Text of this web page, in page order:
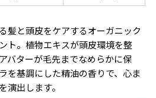
髪と頭皮をケアするオーガニック
ト。植物エキスが頭皮環境を整
バターが毛先までなめらかに保
を基調にした精油の香りで、心ま
演出します。